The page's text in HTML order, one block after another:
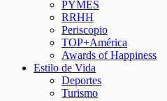
PYMES
RRHH
Periscopio
TOP+América
Awards of Happiness
Estilo de Vida
Deportes
Turismo